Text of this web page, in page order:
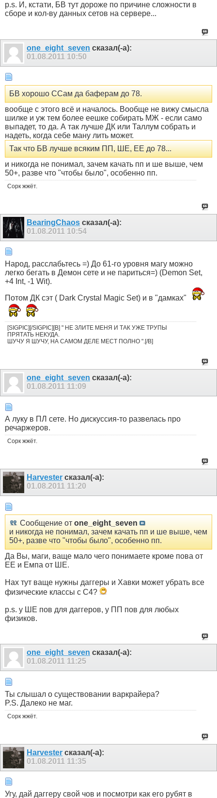
p.s. И, кстати, БВ тут дороже по причине сложности в
сборе и кол-ву данных сетов на сервере...
one_eight_seven сказал(-а):
01.08.2011 10:50
БВ хорошо ССам да баферам до 78.
вообще с этого всё и началось. Вообще не вижу смысла
шилке и уж тем более еешке собирать МЖ - если само
выпадет, то да. А так лучше ДК или Таллум собрать и
надеть, когда себе ману лить может.
Так что БВ лучше всяким ПП, ШЕ, ЕЕ до 78...
и никогда не понимал, зачем качать пп и ше выше, чем
50+, разве что "чтобы было", особенно пп.
Сорк жжёт.
BearingChaos сказал(-а):
01.08.2011 10:54
Народ, расслабьтесь =) До 61-го уровня магу можно
легко бегать в Демон сете и не париться=) (Demon Set,
+4 Int, -1 Wit).
Потом ДК сэт ( Dark Crystal Magic Set) и в "дамках"
[SIGPIC][/SIGPIC][B] " НЕ ЗЛИТЕ МЕНЯ И ТАК УЖЕ ТРУПЫ
ПРЯТАТЬ НЕКУДА.
ШУЧУ Я ШУЧУ, НА САМОМ ДЕЛЕ МЕСТ ПОЛНО ".[/B]
one_eight_seven сказал(-а):
01.08.2011 11:09
А луку в ПЛ сете. Но дискуссия-то развелась про
речаржеров.
Сорк жжёт.
Harvester сказал(-а):
01.08.2011 11:20
Сообщение от one_eight_seven
и никогда не понимал, зачем качать пп и ше выше, чем
50+, разве что "чтобы было", особенно пп.
Да Вы, маги, ваще мало чего понимаете кроме пова от
ЕЕ и Емпа от ШЕ.
Нах тут ваще нужны даггеры и Хавки может убрать все
физические классы с С4?
p.s. у ШЕ пов для даггеров, у ПП пов для любых
физиков.
one_eight_seven сказал(-а):
01.08.2011 11:25
Ты слышал о существовании варкрайера?
P.S. Далеко не маг.
Сорк жжёт.
Harvester сказал(-а):
01.08.2011 11:35
Угу, дай даггеру свой чов и посмотри как его рубят в